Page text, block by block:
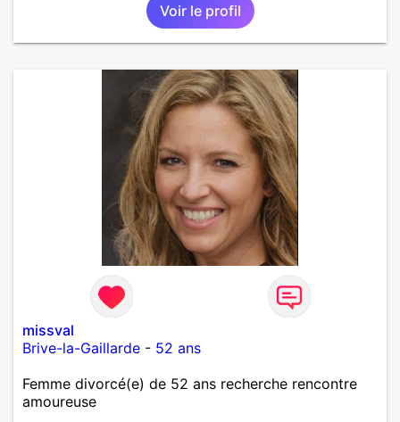
Voir le profil
missval
Brive-la-Gaillarde - 52 ans
Femme divorcé(e) de 52 ans recherche rencontre
amoureuse